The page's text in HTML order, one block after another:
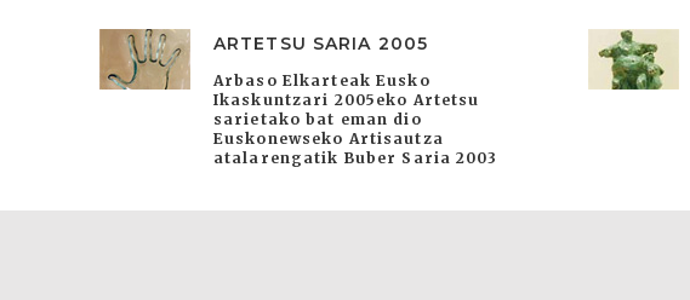
ARTETSU SARIA 2005
Arbaso Elkarteak Eusko
Ikaskuntzari 2005eko Artetsu
sarietako bat eman dio
Euskonewseko Artisautza
atalarengatik Buber Saria 2003